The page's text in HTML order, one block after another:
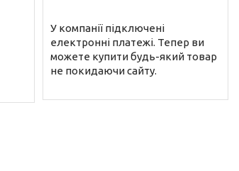
У компанії підключені
електронні платежі. Тепер ви
можете купити будь-який товар
не покидаючи сайту.